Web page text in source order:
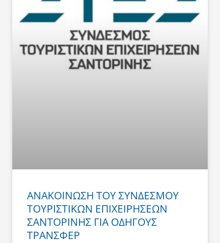
ΑΝΑΚΟΙΝΩΣΗ ΤΟΥ ΣΥΝΔΕΣΜΟΥ
ΤΟΥΡΙΣΤΙΚΩΝ ΕΠΙΧΕΙΡΗΣΕΩΝ
ΣΑΝΤΟΡΙΝΗΣ ΓΙΑ ΟΔΗΓΟΥΣ
ΤΡΑΝΣΦΕΡ